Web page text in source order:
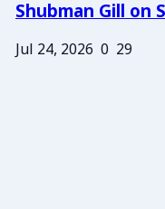
Shubman Gill on
Jul 24, 2026 0 29